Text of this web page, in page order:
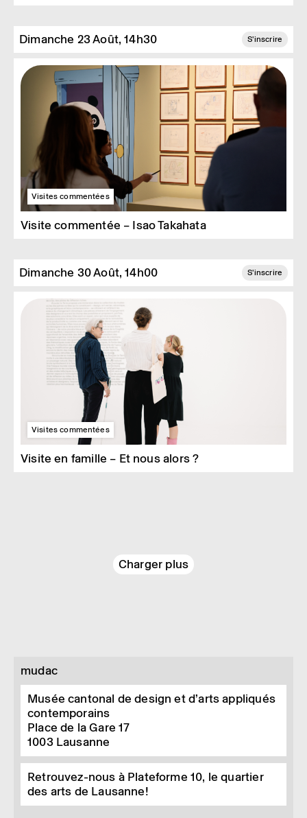
Dimanche 23 Août, 14h30 S'inscrire
Visites commentées
Visite commentée – Isao Takahata
Dimanche 30 Août, 14h00 S'inscrire
Visites commentées
Visite en famille – Et nous alors ?
Charger plus
mudac
Musée cantonal de design et d’arts appliqués
contemporains
Place de la Gare 17
1003 Lausanne
Retrouvez-nous à Plateforme 10, le quartier
des arts de Lausanne!